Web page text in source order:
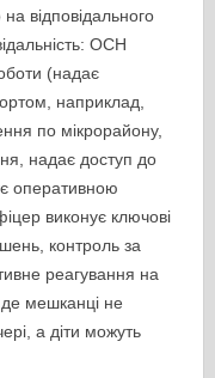
відповідального
ОСН
(надає
наприклад,
по мікрорайону,
надає доступ до
оперативною
виконує ключові
контроль за
реагування на
мешканці не
а діти можуть